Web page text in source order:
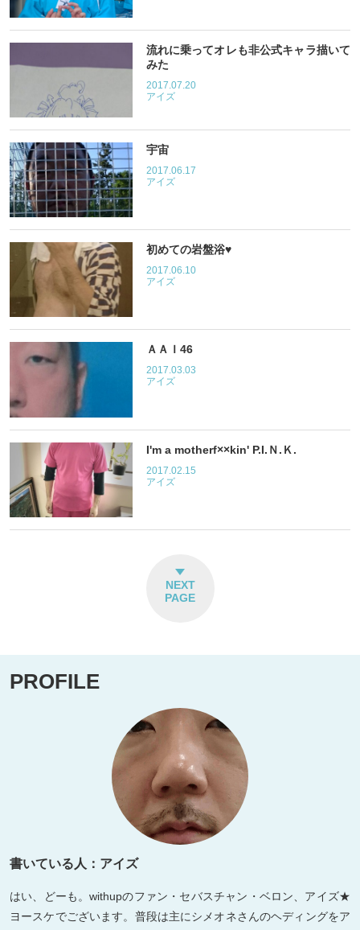
流れに乗ってオレも非公式キャラ描いて
みた
2017.07.20
アイズ
宇宙
2017.06.17
アイズ
初めての岩盤浴♥
2017.06.10
アイズ
ＡＡＩ46
2017.03.03
アイズ
I'm a motherf××kin' P.I.Ｎ.Ｋ.
2017.02.15
アイズ
NEXT
PAGE
PROFILE
書いている人：アイズ
はい、どーも。withupのファン・セバスチャン・ベロン、アイズ★
ヨースケでございます。普段は主にシメオネさんのヘディングをア